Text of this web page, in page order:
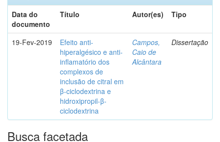
Data do
documento
Título Autor(es) Tipo
19-Fev-2019
Efeito anti-
hiperalgésico e anti-
inflamatório dos
complexos de
inclusão de citral em
β-ciclodextrina e
hidroxipropil-β-
ciclodextrina
Campos,
Caio de
Alcântara
Dissertação
Busca facetada